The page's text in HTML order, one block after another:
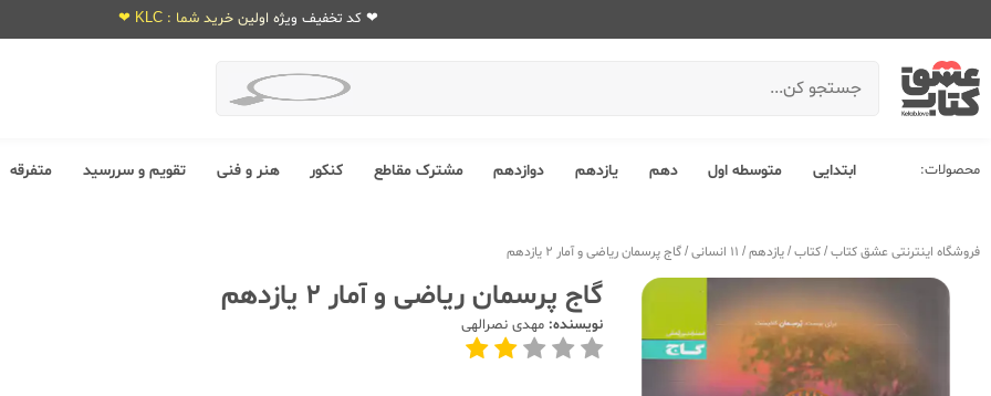
❤ کد تخفیف ویژه اولین خرید شما : KLC ❤
محصولات: ابتدایی متوسطه اول دهم یازدهم دوازدهم مشترک مقاطع کنکور هنر و فنی تقویم و سررسید متفرقه
فروشگاه اینترنتی عشق کتاب/کتاب/یازدهم/ 11 انسانی /گاج پرسمان ریاضی و آمار 2 یازدهم
گاج پرسمان ریاضی و آمار 2 یازدهم
نویسنده: مهدی نصرالهی